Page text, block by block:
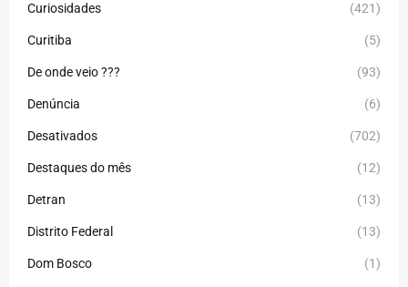
Curiosidades (421)
Curitiba (5)
De onde veio ??? (93)
Denúncia (6)
Desativados (702)
Destaques do mês (12)
Detran (13)
Distrito Federal (13)
Dom Bosco (1)